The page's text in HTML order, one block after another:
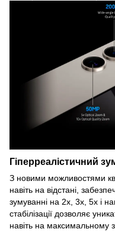
Гіперреалістичний
З новими можливостями
навіть на відстані,
зумуванні на 2x, 3x, 5x і
стабілізації дозволяє
навіть на максимальному